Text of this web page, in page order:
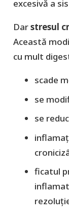
excesivă a
Darstresul
Această
cu mult
scade
se
se
ficatul